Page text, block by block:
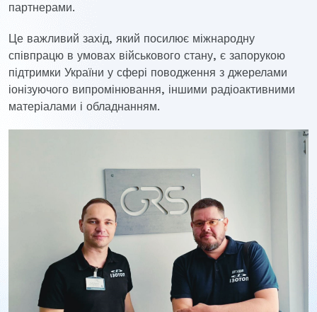
партнерами.
Це важливий захід, який посилює міжнародну
співпрацю в умовах військового стану, є запорукою
підтримки України у сфері поводження з джерелами
іонізуючого випромінювання, іншими радіоактивними
матеріалами і обладнанням.